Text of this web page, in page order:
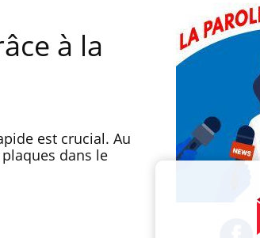
à la
est crucial. Au
dans le